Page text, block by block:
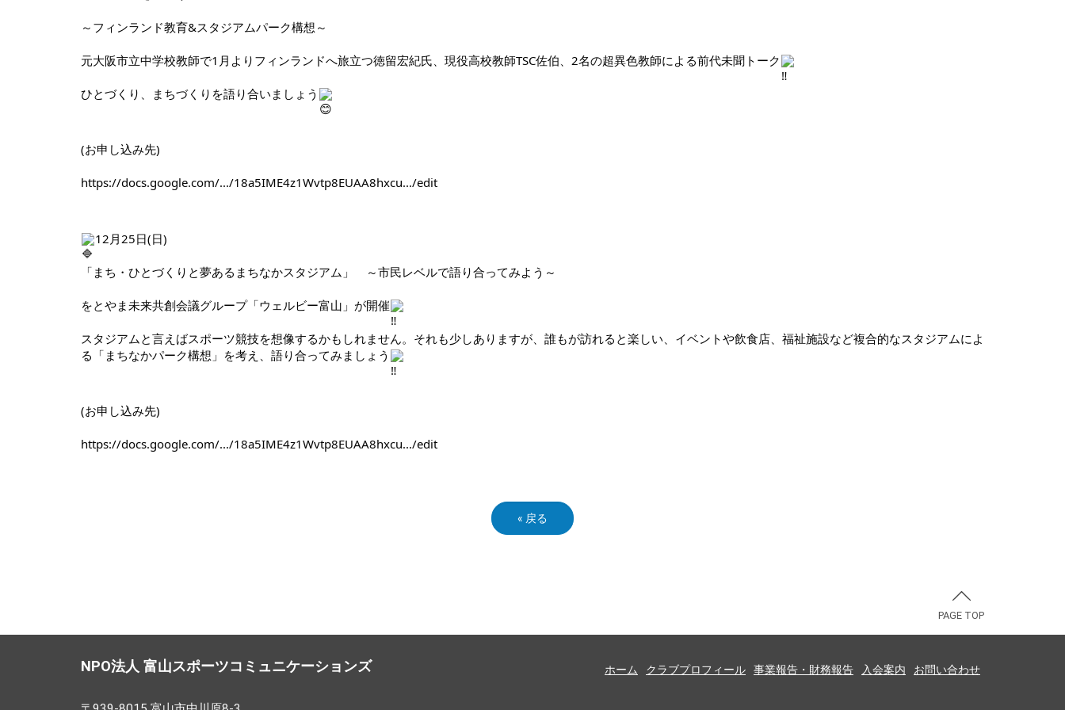
～フィンランド教育&スタジアムパーク構想～
元大阪市立中学校教師で1月よりフィンランドへ旅立つ徳留宏紀氏、現役高校教師TSC佐伯、2名の超異色教師による前代未聞トーク
ひとづくり、まちづくりを語り合いましょう
(お申し込み先)
https://docs.google.com/.../18a5IME4z1Wvtp8EUAA8hxcu.../edit
12月25日(日)
「まち・ひとづくりと夢あるまちなかスタジアム」　～市民レベルで語り合ってみよう～
をとやま未来共創会議グループ「ウェルビー富山」が開催
スタジアムと言えばスポーツ競技を想像するかもしれません。それも少しありますが、誰もが訪れると楽しい、イベントや飲食店、福祉施設など複合的なスタジアムによ
る「まちなかパーク構想」を考え、語り合ってみましょう
(お申し込み先)
https://docs.google.com/.../18a5IME4z1Wvtp8EUAA8hxcu.../edit
« 戻る
PAGE TOP
NPO法人 富山スポーツコミュニケーションズ ホーム クラブプロフィール 事業報告・財務報告 入会案内 お問い合わせ